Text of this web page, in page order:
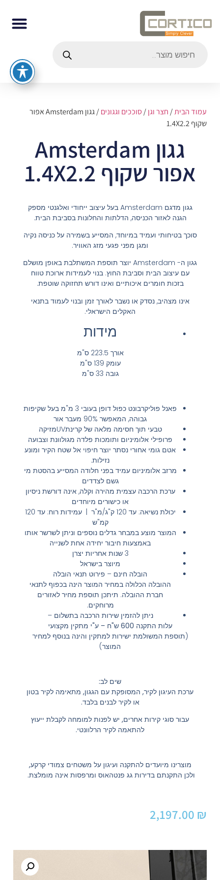
עמוד הבית/חצר וגן/סוככים וגגונים
/ גגון Amsterdam אפור
שקוף 1.4X2.2
גגון Amsterdam
אפור שקוף 1.4X2.2
גגון מדגם Amsterdam בעל עיצוב ייחודי ואלגנטי מספק
הגנה לאזור הכניסה, הדלתות והחלונות בסביבת הבית.
סוכך בטיחותי ועמיד במיוחד, המסייע בשמירה על כניסה נקיה
ומגן מפני פגעי מזג האוויר.
גגון ה- Amsterdam יוצר תוספת המשתלבת באופן מושלם
עם עיצוב הבית וסביבת החוץ. בנוי לעמידות ארוכת טווח
בזכות חומרים איכותיים ואינו דורש תחזוקה שוטפת.
אינו מצהיב, נסדק או נשבר לאורך זמן ובנוי לעמוד בתנאי
האקלים הישראלי.
מידות
אורך 223.5 ס"מ
עומק 139 ס"מ
גובה 33 ס"מ
פאנל פוליקרבונט כפול דופן בעובי 3 מ"מ בעל שקיפות
גבוהה, המאפשר 90% מעבר אור
טבעי תוך חסימה מלאה של קרינתUVמזיקה
פרופילי אלומיניום ותומכות פלדה מגולוונת וצבועה
אטם גומי אחורי נסתר יוצר חיפוי אל שטח הקיר ומונע
נזילות.
מרזב אלומיניום עמיד בפני חלודה המסייע בהסטת מי
גשם לצדדים
ערכת הרכבה עצמית מהירה וקלה, אינה דורשת ניסיון
או כישורים מיוחדים
יכולת נשיאה: עד 120 ק"ג/מ"ר | עמידות רוח: עד 120
קמ"ש
המוצר מוצע במבחר גדלים נוספים וניתן לשרשר אותו
באמצעות חיבור יחידה אחת לשנייה
3 שנות אחריות יצרן
מיוצר בישראל
הובלה חינם – פירוט תנאי הובלה
ההובלה הכלולה במחיר המוצר הינה בכפוף לתנאי
חברת ההובלה. תיתכן תוספת מחיר לאזורים
מרוחקים.
ניתן להזמין שירות הרכבה בתשלום –
עלות התקנה 600 ש"ח – ע"י מתקין מקצועי
(תוספת המשולמת ישירות למתקין והינה בנוסף למחיר
המוצר)
שים לב:
ערכת העיגון לקיר, המסופקת עם הגגון, מתאימה לקיר בטון
או לקיר לבנים בלבד.
עבור סוגי קירות אחרים, יש לפנות למומחה לקבלת ייעוץ
להתאמה לקיר הרלוונטי.
מוצרינו מיועדים להתקנה ועיגון על משטחים צמודי קרקע,
ולכן התקנתם בדירות גג פנטהאוס ומרפסות אינה מומלצת.
2,197.00 ₪